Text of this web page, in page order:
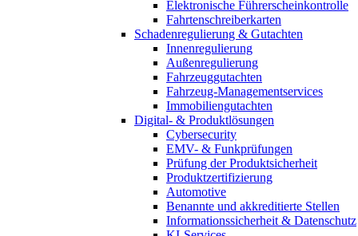
Elektronische Führerscheinkontrolle
Fahrtenschreiberkarten
Schadenregulierung & Gutachten
Innenregulierung
Außenregulierung
Fahrzeuggutachten
Fahrzeug-Managementservices
Immobiliengutachten
Digital- & Produktlösungen
Cybersecurity
EMV- & Funkprüfungen
Prüfung der Produktsicherheit
Produktzertifizierung
Automotive
Benannte und akkreditierte Stellen
Informationssicherheit & Datenschutz